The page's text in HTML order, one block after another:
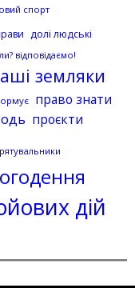
спорт
долі людські
відповідаємо!
земляки
право знати
проєкти
рятувальники
дій